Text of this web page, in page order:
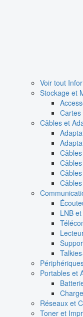
Voir tout
Stockage et
Câbles et
LNB
Portables et
Réseaux et
Toner et